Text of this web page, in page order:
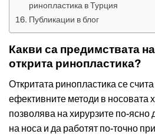
ринопластика в Турция
Публикации в блог
Какви са предимствата
открита ринопластика?
Откритата ринопластика се
ефективните методи в носовата
позволява на хирурзите по-ясно
на носа и да работят по-точно